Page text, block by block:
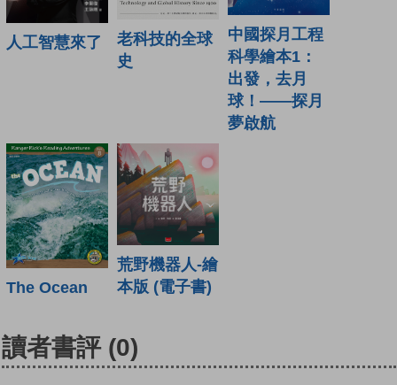
人工智慧來了
老科技的全球
史
中國探月工程
科學繪本1：
出發，去月
球！——探月
夢啟航
The Ocean
荒野機器人-繪
本版 (電子書)
讀者書評 (0)